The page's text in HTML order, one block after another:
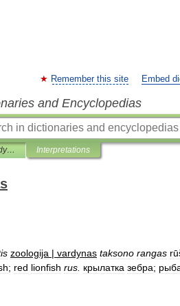
Remember this site Embed
and Encyclopedias
Žuvų pavadinimų žodynas Interpretations
zoologija | vardynas taksono rangas
; red lionfish rus крылатка зебра;